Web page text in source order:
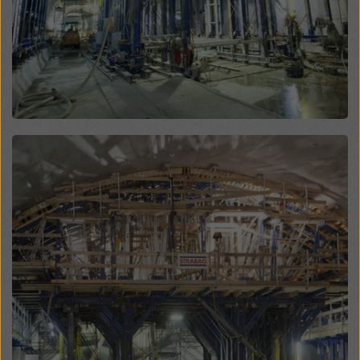
Open
tehokkaita oikeussuojakeinoja. Voit hylätä kaikki
suostumusta edellyttävät evästeet napsauttamalla
”Hylkää” tai säätämälläevästeasetuksia
napsauttamalla evästeasetuksia tämän
verkkosivuston alareunassa ja käyttämällä vastaavia
valintaruutuja. Voit peruuttaa suostumuksesi milloin
tahansa tulevin vaikutuksin ja ilmoittamatta syytä
evästeasetuksia.
Löydät lisätietoja evästeistämme
tietosuojakäytännöstämme. Tarjoamme sinulle myös
mahdollisuuden valita evästeet (evästeiden
lisäasetukset).